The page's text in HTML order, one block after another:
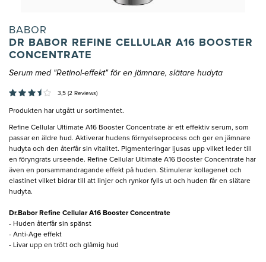
BABOR
DR BABOR REFINE CELLULAR A16 BOOSTER
CONCENTRATE
Serum med "Retinol-effekt" för en jämnare, slätare hudyta
3,5 (2 Reviews)
Produkten har utgått ur sortimentet.
Refine Cellular Ultimate A16 Booster Concentrate är ett effektiv serum, som
passar en äldre hud. Aktiverar hudens förnyelseprocess och ger en jämnare
hudyta och den återfår sin vitalitet. Pigmenteringar ljusas upp vilket leder till
en föryngrats urseende. Refine Cellular Ultimate A16 Booster Concentrate har
även en porsammandragande effekt på huden. Stimulerar kollagenet och
elastinet vilket bidrar till att linjer och rynkor fylls ut och huden får en slätare
hudyta.
Dr.Babor Refine Cellular A16 Booster Concentrate
- Huden återfår sin spänst
- Anti-Age effekt
- Livar upp en trött och glåmig hud